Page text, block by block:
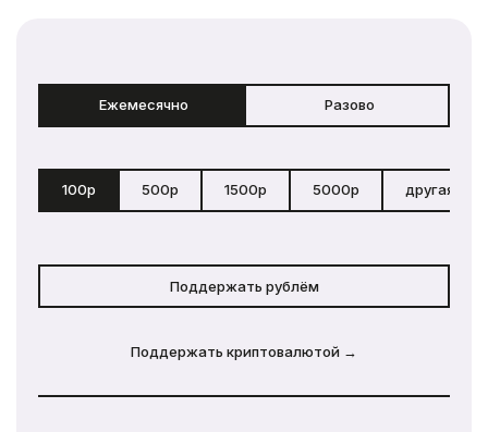
Ежемесячно Разово
100р 500р 1500р 5000р другая
Поддержать рублём
Поддержать криптовалютой →